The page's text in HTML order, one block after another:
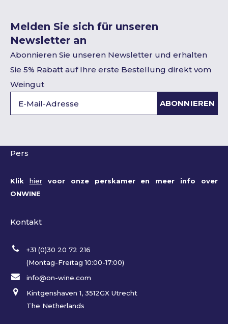
Melden Sie sich für unseren
Newsletter an
Abonnieren Sie unseren Newsletter und erhalten
Sie 5% Rabatt auf Ihre erste Bestellung direkt vom
Weingut
ABONNIEREN
Pers
Klik hiervoor onze perskamer en meer info over
ONWINE
Kontakt
+31 (0)30 20 72 216
(Montag-Freitag 10:00-17:00)
info@on-wine.com
Kintgenshaven 1, 3512GX Utrecht
The Netherlands